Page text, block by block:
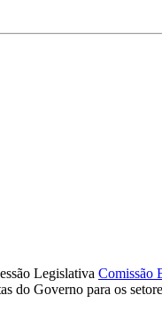
Legislativa Comissão
do Governo para os